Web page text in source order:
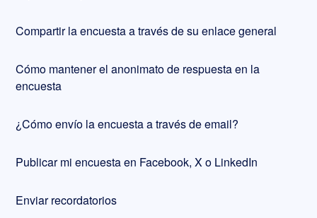
Compartir la encuesta a través de su enlace general
Cómo mantener el anonimato de respuesta en la
encuesta
¿Cómo envío la encuesta a través de email?
Publicar mi encuesta en Facebook, X o LinkedIn
Enviar recordatorios